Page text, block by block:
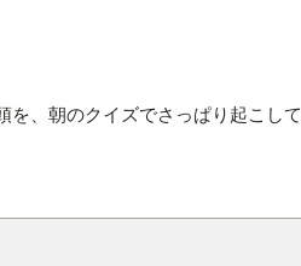
を、朝のクイズでさっぱり起こして